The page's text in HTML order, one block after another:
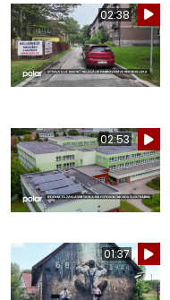
02:38
02:53
01:37